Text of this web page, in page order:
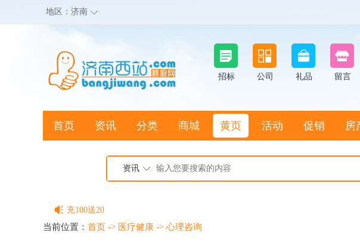
地区： 济南
招标 公司 礼品 留言
首页 资讯 分类 商城 黄页 活动 促销 房
资讯
棒极网点卡充值请联系客服
充100送20
当前位置： 首页 -> 医疗健康 -> 心理咨询